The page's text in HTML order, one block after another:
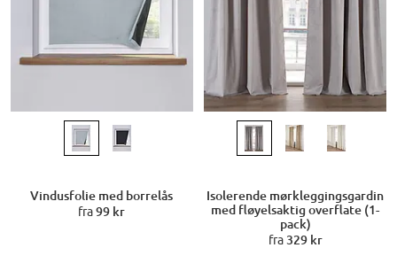
Vindusfolie med borrelås
fra99 kr
Isolerende mørkleggingsgardin
med fløyelsaktig overflate (1-
pack)
fra329 kr